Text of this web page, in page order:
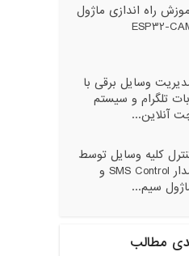
راه اندازی ماژول
ESP32-
وسایل برقی با
تلگرام و سیستم
آنلاین...
کلیه وسایل توسط
مدار SMS Control و
سیم...
مطالب